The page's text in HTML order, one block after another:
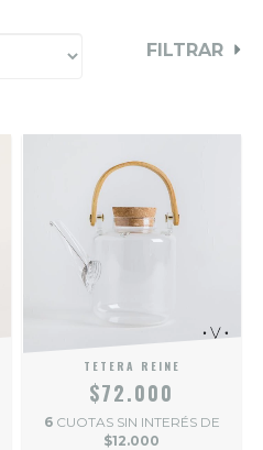
FILTRAR
TETERA REINE
$72.000
6 CUOTAS SIN INTERÉS DE
$12.000